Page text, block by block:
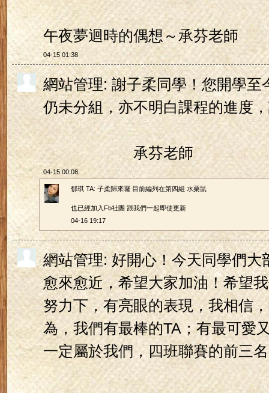
午夜夢迴時的偶想～承芬老師
04-15 01:38
網站管理: 謝子柔同學！您開學至
仍未分組，亦不明白課程的進度
承芬老師
04-15 00:08
郁琪 TA: 子柔歸來囉 目前編列在第四組 水栗鼠
也已經加入Fb社團 跟我們一起即使更新
04-16 19:17
網站管理: 好開心！今天同學們大
愈來愈近，希望大家加油！希望
努力下，有亮眼的表現，我相信
為，我們有最棒的TA；有最可愛
一定屬於我們，四班聯賽的前三